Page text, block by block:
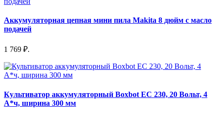
Аккумуляторная цепная мини пила Makita 8 дюйм с масло
подачей
1 769 ₽.
Культиватор аккумуляторный Boxbot EC 230, 20 Вольт, 4
А*ч, ширина 300 мм